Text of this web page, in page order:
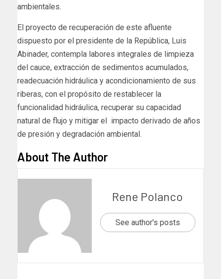
ambientales.
El proyecto de recuperación de este afluente
dispuesto por el presidente de la República, Luis
Abinader, contempla labores integrales de limpieza
del cauce, extracción de sedimentos acumulados,
readecuación hidráulica y acondicionamiento de sus
riberas, con el propósito de restablecer la
funcionalidad hidráulica, recuperar su capacidad
natural de flujo y mitigar el impacto derivado de años
de presión y degradación ambiental.
About The Author
Rene Polanco
See author's posts